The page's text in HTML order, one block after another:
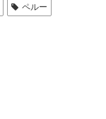
ペルー